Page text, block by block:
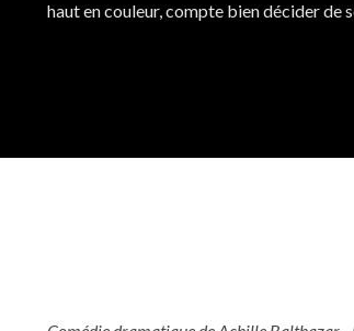
haut en couleur, compte bien décider de